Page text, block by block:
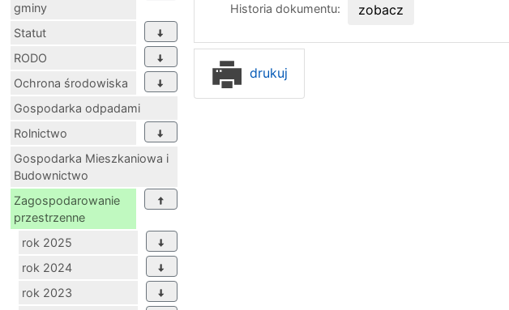
gminy
Statut
RODO
Ochrona środowiska
Gospodarka odpadami
Rolnictwo
Gospodarka Mieszkaniowa i
Budownictwo
Zagospodarowanie
przestrzenne
rok 2025
rok 2024
rok 2023
Historia dokumentu:
zobacz
drukuj